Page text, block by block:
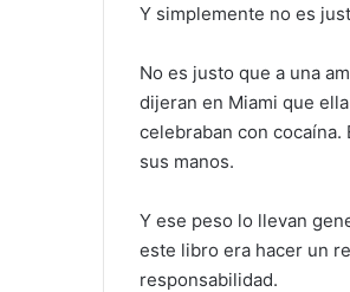
Y simplemente no es
No es justo que a una
dijeran en Miami que
celebraban con cocaína.
sus manos.
Y ese peso lo llevan
este libro era hacer un
responsabilidad.